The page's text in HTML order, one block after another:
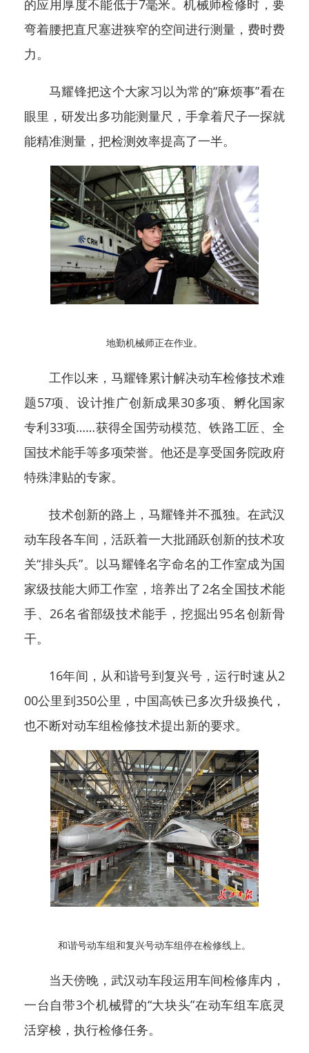
的应用厚度不能低于7毫米。机械师检修时，要
弯着腰把直尺塞进狭窄的空间进行测量，费时费
力。
马耀锋把这个大家习以为常的“麻烦事”看在
眼里，研发出多功能测量尺，手拿着尺子一探就
能精准测量，把检测效率提高了一半。
地勤机械师正在作业。
工作以来，马耀锋累计解决动车检修技术难
题57项、设计推广创新成果30多项、孵化国家
专利33项……获得全国劳动模范、铁路工匠、全
国技术能手等多项荣誉。他还是享受国务院政府
特殊津贴的专家。
技术创新的路上，马耀锋并不孤独。在武汉
动车段各车间，活跃着一大批踊跃创新的技术攻
关“排头兵”。以马耀锋名字命名的工作室成为国
家级技能大师工作室，培养出了2名全国技术能
手、26名省部级技术能手，挖掘出95名创新骨
干。
16年间，从和谐号到复兴号，运行时速从2
00公里到350公里，中国高铁已多次升级换代，
也不断对动车组检修技术提出新的要求。
和谐号动车组和复兴号动车组停在检修线上。
当天傍晚，武汉动车段运用车间检修库内，
一台自带3个机械臂的“大块头”在动车组车底灵
活穿梭，执行检修任务。